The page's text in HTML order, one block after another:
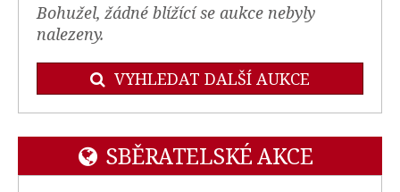
Bohužel, žádné blížící se aukce nebyly
nalezeny.
VYHLEDAT DALŠÍ AUKCE
SBĚRATELSKÉ AKCE